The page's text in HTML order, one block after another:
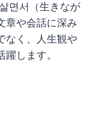
면서（生きなが
章や会話に深み
なく、人生観や
します。